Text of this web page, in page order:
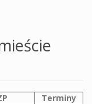
Terminy